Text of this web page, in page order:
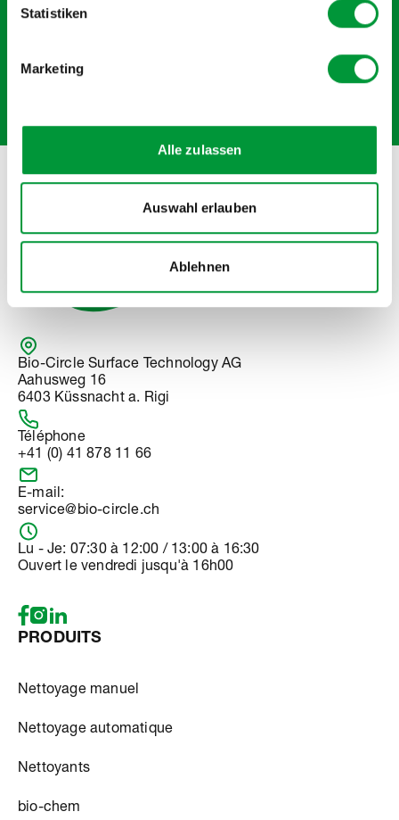
Statistiken
Marketing
Alle zulassen
Auswahl erlauben
Ablehnen
Abonnez-vous à la newsletter gratuite et ne
S'ABONNER
La vente est réservée aux clients professionnels.
Bio-Circle Surface Technology AG
Aahusweg 16
6403 Küssnacht a. Rigi
Téléphone
+41 (0) 41 878 11 66
E-mail:
service@bio-circle.ch
Lu - Je: 07:30 à 12:00 / 13:00 à 16:30
Ouvert le vendredi jusqu'à 16h00
PRODUITS
Nettoyage manuel
Nettoyage automatique
Nettoyants
bio-chem